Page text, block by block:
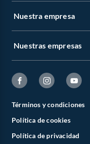
Nuestra empresa
Nuestras empresas
Términos y condiciones
Política de cookies
Política de privacidad